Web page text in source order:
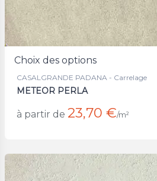
Choix des options
CASALGRANDE PADANA - Carrelage
METEOR PERLA
à partir de 23,70 €/m²